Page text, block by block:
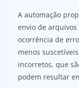
A automação
envio de
ocorrência de
menos
incorretos, que
podem resultar